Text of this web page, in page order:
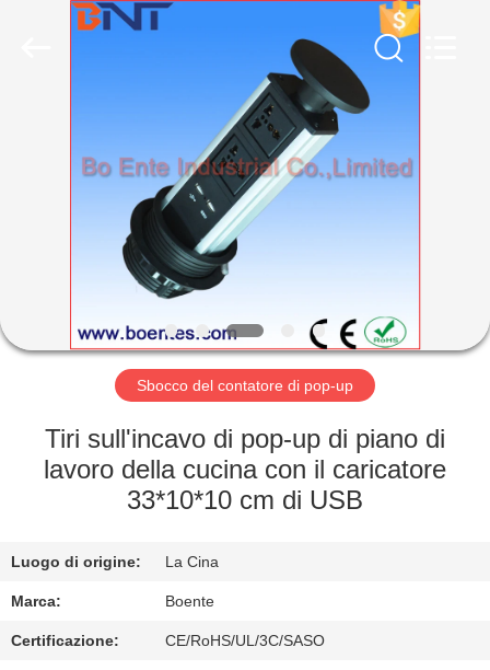
PRODOTTI
GIRO
FABBRICA
CONTROLLO
QUALITÀ
CONTATTICI
Sbocco del contatore di pop-up
Tiri sull'incavo di pop-up di piano di
lavoro della cucina con il caricatore
33*10*10 cm di USB
Luogo di origine: La Cina
Marca: Boente
Certificazione: CE/RoHS/UL/3C/SASO